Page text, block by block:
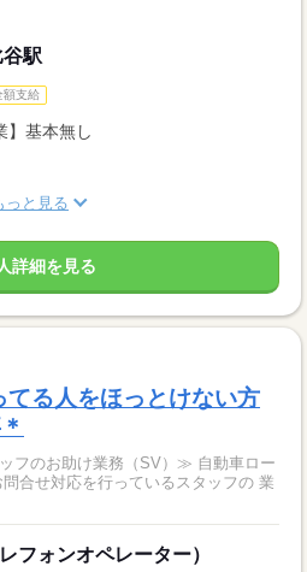
駅
額支給
】基本無し
っと見る
詳細を見る
る人をほっとけない方
フのお助け業務（SV）≫ 自動車ロー
合せ対応を行っているスタッフの 業
フォンオペレーター）